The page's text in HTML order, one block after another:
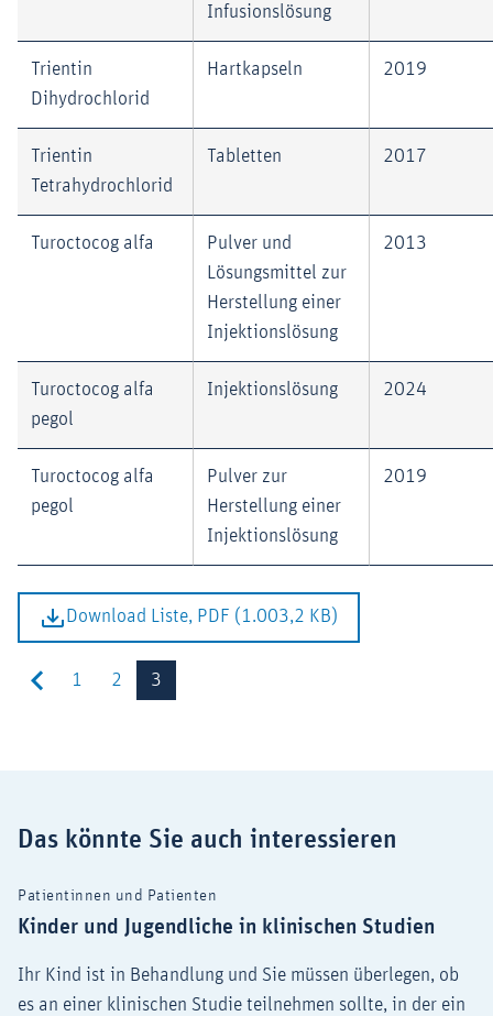
Infusionslösung
Trientin
Dihydrochlorid
Hartkapseln 2019
Trientin
Tetrahydrochlorid
Tabletten 2017
Turoctocog alfa
Pulver und
Lösungsmittel zur
Herstellung einer
Injektionslösung
2013
Turoctocog alfa
pegol
Injektionslösung 2024
Turoctocog alfa
pegol
Pulver zur
Herstellung einer
Injektionslösung
2019
Download Liste, PDF (1.003,2 KB)
1 2 3
Das könnte Sie auch interessieren
Patientinnen und Patienten
Kinder und Jugendliche in klinischen Studien
Ihr Kind ist in Behandlung und Sie müssen überlegen, ob
es an einer klinischen Studie teilnehmen sollte, in der ein